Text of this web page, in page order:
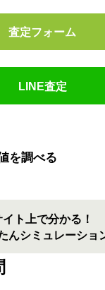
査定フォーム
LINE査定
を調べる
イト上で分かる！
んシミュレーション